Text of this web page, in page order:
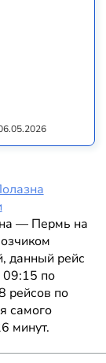
— Пермь на
данный рейс
09:15 по
рейсов по
самого
минут.